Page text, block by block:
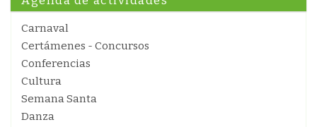
Carnaval
Certámenes - Concursos
Conferencias
Cultura
Semana Santa
Danza